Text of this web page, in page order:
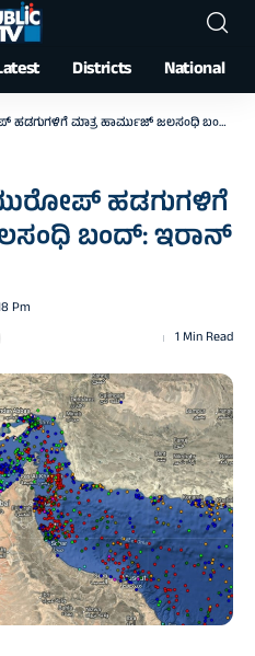
Districts National
ಮಾತ್ರ ಹಾರ್ಮುಜ್ ಜಲಸಂಧಿ ಬಂದ್‌: ಇರಾನ್‌
ಹಡಗುಗಳಿಗೆ
ಬಂದ್‌: ಇರಾನ್‌
Pm
1 Min Read